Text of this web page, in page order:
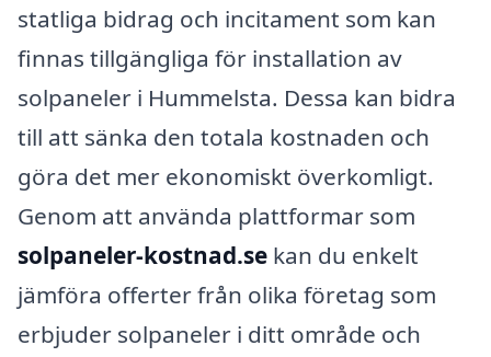
statliga bidrag och incitament som kan
finnas tillgängliga för installation av
solpaneler i Hummelsta. Dessa kan bidra
till att sänka den totala kostnaden och
göra det mer ekonomiskt överkomligt.
Genom att använda plattformar som
solpaneler-kostnad.se kan du enkelt
jämföra offerter från olika företag som
erbjuder solpaneler i ditt område och